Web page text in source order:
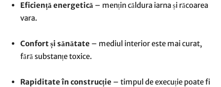
Eficiență energetică – mențin căldura iarna și răcoarea
vara.
Confort și sănătate – mediul interior este mai curat,
fără substanțe toxice.
Rapiditate în construcție – timpul de execuție poate fi